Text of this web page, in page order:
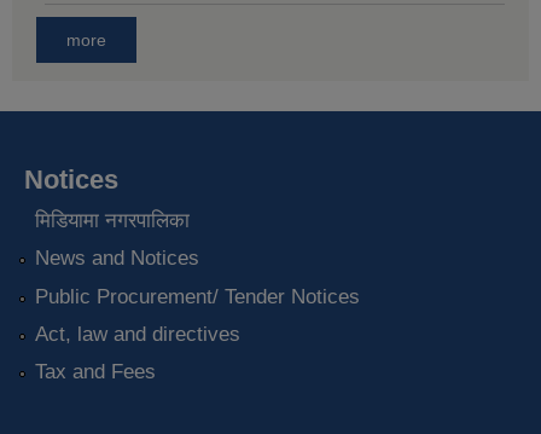
more
Notices
मिडियामा नगरपालिका
News and Notices
Public Procurement/ Tender Notices
Act, law and directives
Tax and Fees